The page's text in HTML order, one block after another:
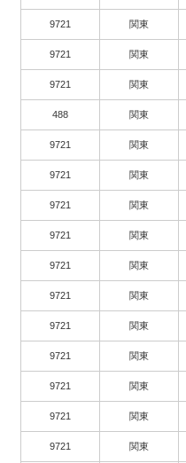
9721 関東
9721 関東
9721 関東
488 関東
9721 関東
9721 関東
9721 関東
9721 関東
9721 関東
9721 関東
9721 関東
9721 関東
9721 関東
9721 関東
9721 関東